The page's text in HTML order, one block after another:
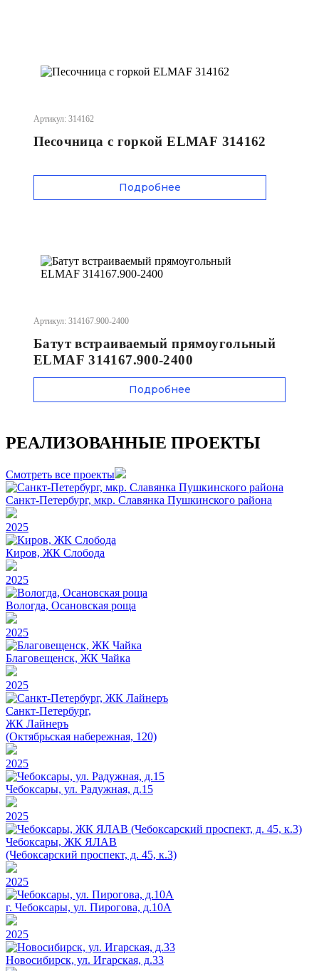
Артикул: 314162
Песочница с горкой ELMAF 314162
Подробнее
Артикул: 314167.900-2400
Батут встраиваемый прямоугольный
ELMAF 314167.900-2400
Подробнее
РЕАЛИЗОВАННЫЕ ПРОЕКТЫ
Смотреть все проекты
Санкт-Петербург, мкр. Славянка Пушкинского района
2025
Киров, ЖК Слобода
2025
Вологда, Осановская роща
2025
Благовещенск, ЖК Чайка
2025
Санкт-Петербург,
ЖК Лайнеръ
(Октябрьская набережная, 120)
2025
Чебоксары, ул. Радужная, д.15
2025
Чебоксары, ЖК ЯЛАВ
(Чебоксарский проспект, д. 45, к.3)
2025
г. Чебоксары, ул. Пирогова, д.10А
2025
Новосибирск, ул. Игарская, д.33